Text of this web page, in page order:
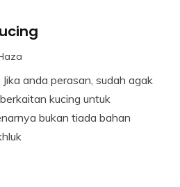
anda perasan, sudah agak
kucing untuk
bukan tiada bahan